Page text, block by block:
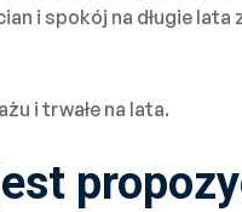
i spokój na długie lata
i trwałe na lata.